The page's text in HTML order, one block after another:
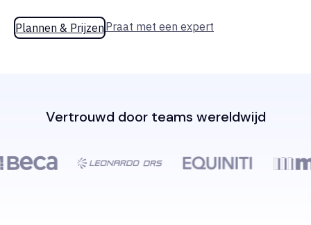
Plannen & PrijzenPraat met een expert
Vertrouwd door teams wereldwijd